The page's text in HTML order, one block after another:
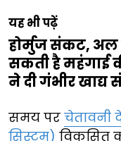
यह भी पढ़ें
होर्मुज संकट,
सकती है
ने दी गंभीर
समय पर चेतावनी
सिस्टम) विकसित